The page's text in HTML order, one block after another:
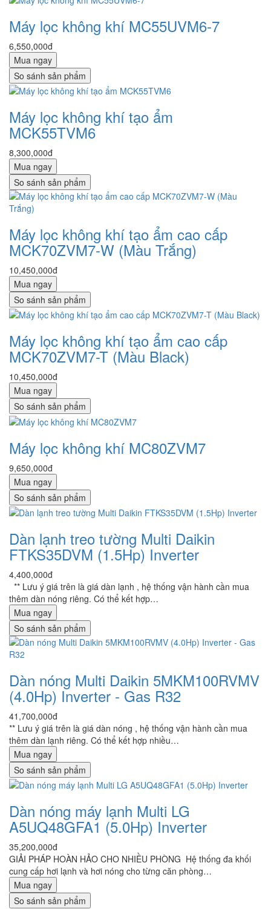
Máy lọc không khí MC55UVM6-7
6,550,000đ
Mua ngay
So sánh sản phẩm
Máy lọc không khí tạo ẩm
MCK55TVM6
8,300,000đ
Mua ngay
So sánh sản phẩm
Máy lọc không khí tạo ẩm cao cấp
MCK70ZVM7-W (Màu Trắng)
10,450,000đ
Mua ngay
So sánh sản phẩm
Máy lọc không khí tạo ẩm cao cấp
MCK70ZVM7-T (Màu Black)
10,450,000đ
Mua ngay
So sánh sản phẩm
Máy lọc không khí MC80ZVM7
9,650,000đ
Mua ngay
So sánh sản phẩm
Dàn lạnh treo tường Multi Daikin
FTKS35DVM (1.5Hp) Inverter
4,400,000đ
** Lưu ý giá trên là giá dàn lạnh , hệ thống vận hành cần mua
thêm dàn nóng riêng. Có thể kết hợp…
Mua ngay
So sánh sản phẩm
Dàn nóng Multi Daikin 5MKM100RVMV
(4.0Hp) Inverter - Gas R32
41,700,000đ
** Lưu ý giá trên là giá dàn nóng , hệ thống vận hành cần mua
thêm dàn lạnh riêng. Có thể kết hợp nhiều…
Mua ngay
So sánh sản phẩm
Dàn nóng máy lạnh Multi LG
A5UQ48GFA1 (5.0Hp) Inverter
35,200,000đ
GIẢI PHÁP HOÀN HẢO CHO NHIỀU PHÒNG Hệ thống đa khối
cung cấp hơi lạnh và hơi nóng cho từng căn phòng…
Mua ngay
So sánh sản phẩm